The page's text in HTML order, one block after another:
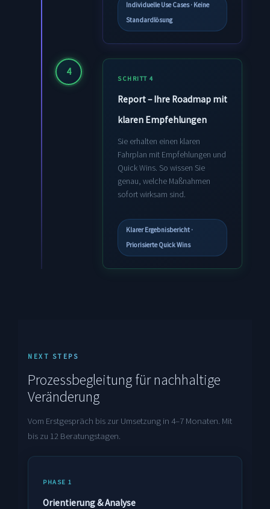
Individuelle Use Cases · Keine
Standardlösung
4
SCHRITT 4
Report – Ihre Roadmap mit
klaren Empfehlungen
Sie erhalten einen klaren
Fahrplan mit Empfehlungen und
Quick Wins. So wissen Sie
genau, welche Maßnahmen
sofort wirksam sind.
Klarer Ergebnisbericht ·
Priorisierte Quick Wins
NEXT STEPS
Prozessbegleitung für nachhaltige
Veränderung
Vom Erstgespräch bis zur Umsetzung in 4–7 Monaten. Mit
bis zu 12 Beratungstagen.
PHASE 1
Orientierung & Analyse